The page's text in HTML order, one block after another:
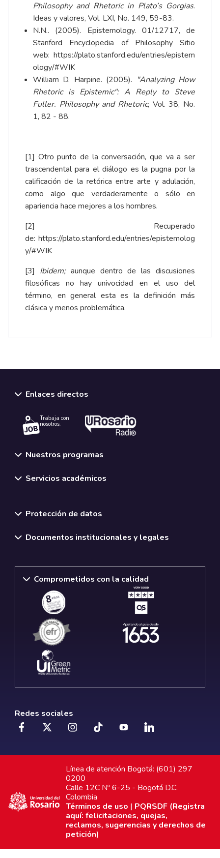
Philosophy and Rhetoric in Plato’s Gorgias.
Ideas y valores, Vol. LXI, No. 149, 59-83.
N.N.. (2005). Epistemology. 01/12717, de
Stanford Encyclopedia of Philosophy Sitio
web: https://plato.stanford.edu/entries/epistem
ology/#WIK
William D. Harpine. (2005). "Analyzing How
Rhetoric is Epistemic": A Reply to Steve
Fuller. Philosophy and Rhetoric, Vol. 38, No.
1, 82 - 88.
[1] Otro punto de la conversación, que va a ser
trascendental para el diálogo es la pugna por la
calificación de la retórica entre arte y adulación,
como algo que verdaderamente o sólo en
apariencia hace mejores a los hombres.
[2] Recuperado
de: https://plato.stanford.edu/entries/epistemolog
y/#WIK
[3] Ibidem;aunque dentro de las discusiones
filosóficas no hay univocidad en el uso del
término, en general esta es la definición más
clásica y menos problemática.
Enlaces directos
Trabaja con
nosotros.
Nuestros programas
Servicios académicos
Protección de datos
Documentos institucionales y legales
Comprometidos con la calidad
Redes sociales
Línea de atención Bogotá: (601) 297
0200
Calle 12C Nº 6-25 - Bogotá D.C.
Colombia
Términos de uso | PQRSDF (Registra
aquí: felicitaciones, quejas,
reclamos, sugerencias y derechos de
petición)